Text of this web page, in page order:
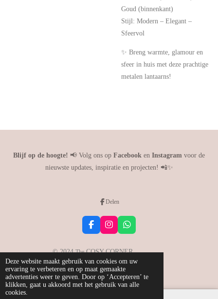
Deze website maakt gebruik van cookies om uw
ervaring te verbeteren en op maat gemaakte
advertenties weer te geven. Door op ‘Accepteren’ te
klikken, gaat u akkoord met het gebruik van alle
cookies.
Goud (binnenkant)
Stijl: Modern – Elegant –
Sfeervol
✨ Breng warmte, glamour en
sfeer in huis met deze prachtige
metalen lantaarns!
Blijf op de hoogte! 📢 Volg ons op Facebook en Instagram voor de
nieuwste updates, inspiratie en projecten! 📲✨
Delen
F
a
e
b
o
o
k
I
n
t
a
g
r
a
W
h
t
s
p
p
© 2024TheCOSY CORNER
Powered byJouwWeb